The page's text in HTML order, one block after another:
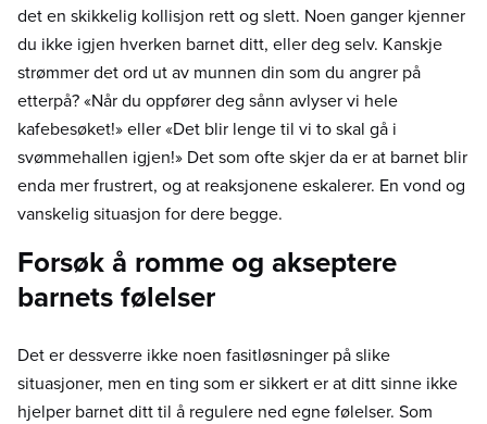
det en skikkelig kollisjon rett og slett. Noen ganger kjenner
du ikke igjen hverken barnet ditt, eller deg selv. Kanskje
strømmer det ord ut av munnen din som du angrer på
etterpå? «Når du oppfører deg sånn avlyser vi hele
kafebesøket!» eller «Det blir lenge til vi to skal gå i
svømmehallen igjen!» Det som ofte skjer da er at barnet blir
enda mer frustrert, og at reaksjonene eskalerer. En vond og
vanskelig situasjon for dere begge.
Forsøk å romme og akseptere
barnets følelser
Det er dessverre ikke noen fasitløsninger på slike
situasjoner, men en ting som er sikkert er at ditt sinne ikke
hjelper barnet ditt til å regulere ned egne følelser. Som